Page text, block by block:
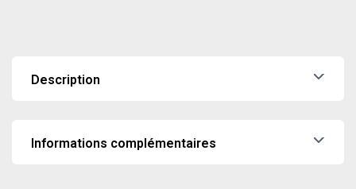
Description
Informations complémentaires